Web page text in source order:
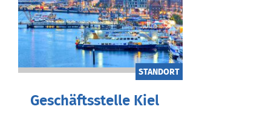
STANDORT
Geschäftsstelle Kiel